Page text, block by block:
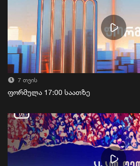
7 თვის
ფორმულა 17:00 საათზე